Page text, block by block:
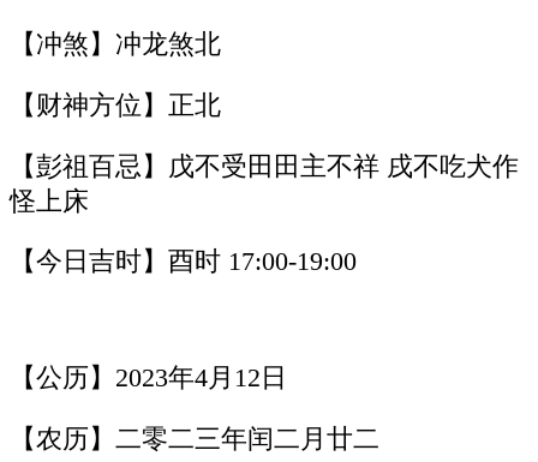
【冲煞】冲龙煞北
【财神方位】正北
【彭祖百忌】戊不受田田主不祥 戌不吃犬作
怪上床
【今日吉时】酉时 17:00-19:00
【公历】2023年4月12日
【农历】二零二三年闰二月廿二